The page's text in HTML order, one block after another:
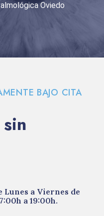
Oviedo
BAJO CITA
a Viernes de
a 19:00h.